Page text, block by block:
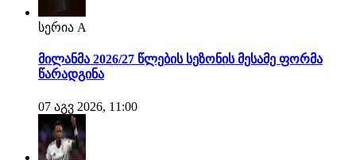
სერია A
მილანმა 2026/27 წლების სეზონის მესამე ფორმა
წარადგინა
07 აგვ 2026, 11:00